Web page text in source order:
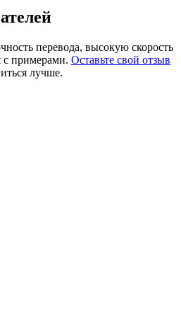
перевода, высокую скорость
с примерами. Оставьте свой отзыв
лучше.